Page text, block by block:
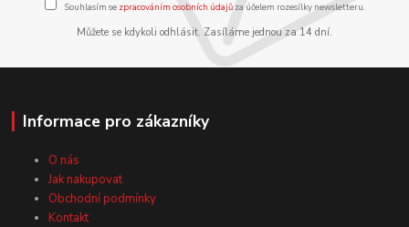
Souhlasím se zpracováním osobních údajůza účelem rozesílky newsletteru.
Můžete se kdykoli odhlásit. Zasíláme jednou za 14 dní.
Informace pro zákazníky
O nás
Jak nakupovat
Obchodní podmínky
Kontakt